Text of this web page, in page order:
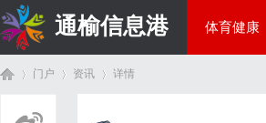
通榆信息港 体育健康
门户 资讯 详情